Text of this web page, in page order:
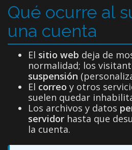
Qué ocurre al
una cuenta
El sitio web deja de
normalidad; los
suspensión
El correo y otros
suelen quedar
Los archivos y datos
servidor hasta que
la cuenta.